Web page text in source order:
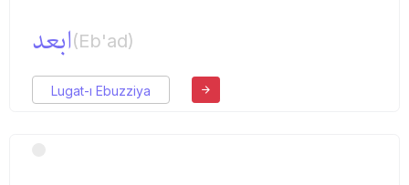
ابعد(Eb'ad)
Lugat-ı Ebuzziya